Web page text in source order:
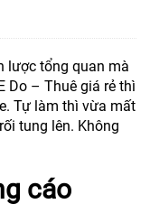
lược tổng quan mà
Do – Thuê giá rẻ thì
Tự làm thì vừa mất
tung lên. Không
cáo